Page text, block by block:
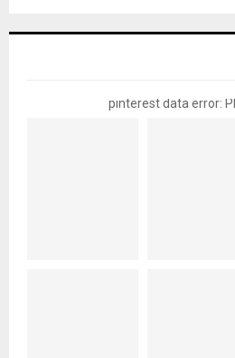
pinterest data error: